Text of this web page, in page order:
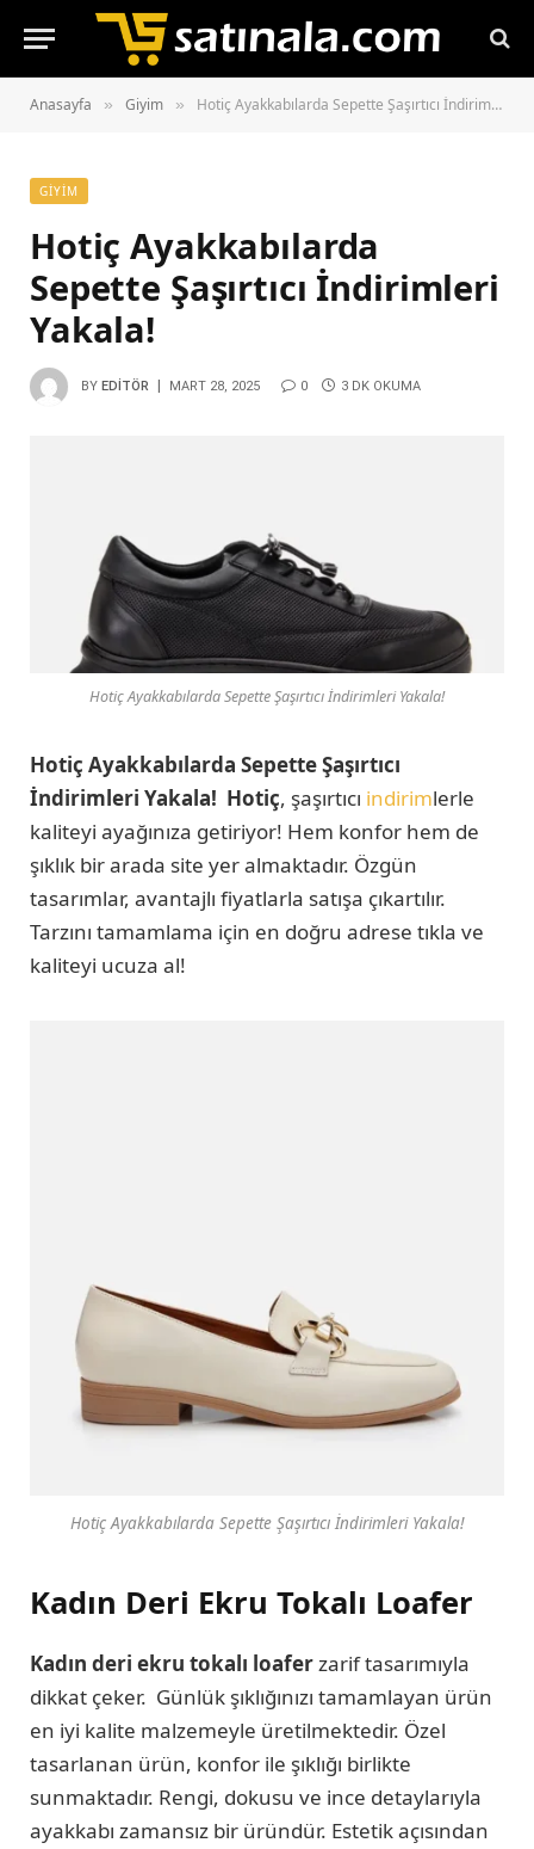
Anasayfa » Giyim » Hotiç Ayakkabılarda Sepette Şaşırtıcı İndirimleri Yakala!
GIYIM
Hotiç Ayakkabılarda
Sepette Şaşırtıcı İndirimleri
Yakala!
BY EDITÖR MART 28, 2025 0 3 DK OKUMA
Hotiç Ayakkabılarda Sepette Şaşırtıcı İndirimleri Yakala!
Hotiç Ayakkabılarda Sepette Şaşırtıcı
İndirimleri Yakala! Hotiç, şaşırtıcı indirimlerle
kaliteyi ayağınıza getiriyor! Hem konfor hem de
şıklık bir arada site yer almaktadır. Özgün
tasarımlar, avantajlı fiyatlarla satışa çıkartılır.
Tarzını tamamlama için en doğru adrese tıkla ve
kaliteyi ucuza al!
Hotiç Ayakkabılarda Sepette Şaşırtıcı İndirimleri Yakala!
Kadın Deri Ekru Tokalı Loafer
Kadın deri ekru tokalı loaferzarif tasarımıyla
dikkat çeker. Günlük şıklığınızı tamamlayan ürün
en iyi kalite malzemeyle üretilmektedir. Özel
tasarlanan ürün, konfor ile şıklığı birlikte
sunmaktadır. Rengi, dokusu ve ince detaylarıyla
ayakkabı zamansız bir üründür. Estetik açısından